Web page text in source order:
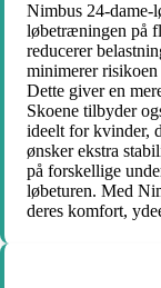
Nimbus 24-dame-
løbetræningen på
reducerer
minimerer
Dette giver en
Skoene tilbyder
ideelt for kvinder,
ønsker ekstra
på forskellige
løbeturen. Med
deres komfort,